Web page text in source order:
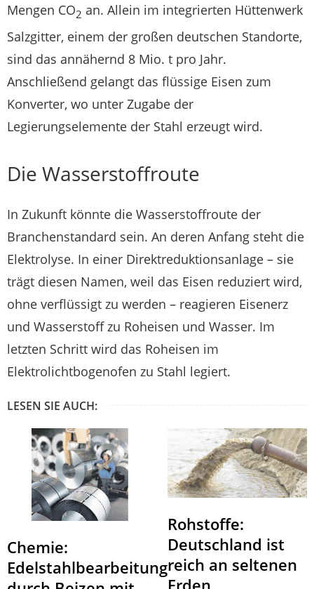
Mengen CO2 an. Allein im integrierten Hüttenwerk
Salzgitter, einem der großen deutschen Standorte,
sind das annähernd 8 Mio. t pro Jahr.
Anschließend gelangt das flüssige Eisen zum
Konverter, wo unter Zugabe der
Legierungselemente der Stahl erzeugt wird.
Die Wasserstoffroute
In Zukunft könnte die Wasserstoffroute der
Branchenstandard sein. An deren Anfang steht die
Elektrolyse. In einer Direktreduktionsanlage – sie
trägt diesen Namen, weil das Eisen reduziert wird,
ohne verflüssigt zu werden – reagieren Eisenerz
und Wasserstoff zu Roheisen und Wasser. Im
letzten Schritt wird das Roheisen im
Elektrolichtbogenofen zu Stahl legiert.
LESEN SIE AUCH:
Chemie:
Edelstahlbearbeitung
Rohstoffe:
Deutschland ist
reich an seltenen